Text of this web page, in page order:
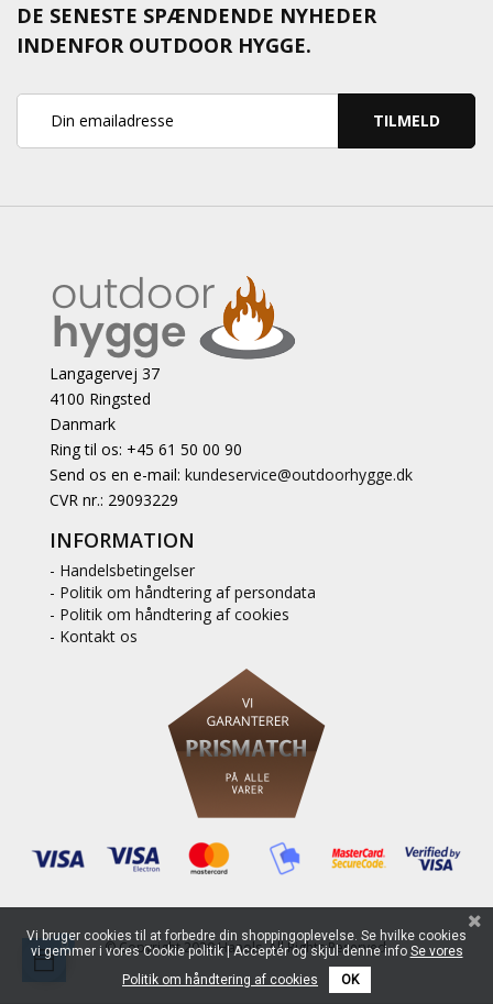
DE SENESTE SPÆNDENDE NYHEDER
INDENFOR OUTDOOR HYGGE.
TILMELD
Langagervej 37
4100 Ringsted
Danmark
Ring til os: +45 61 50 00 90
Send os en e-mail: kundeservice@outdoorhygge.dk
CVR nr.: 29093229
INFORMATION
- Handelsbetingelser
- Politik om håndtering af persondata
- Politik om håndtering af cookies
- Kontakt os
© Copyright 2020 Hanols. All Rights Reserved.
0
Vi bruger cookies til at forbedre din shoppingoplevelse. Se hvilke cookies
vi gemmer i vores Cookie politik | Acceptér og skjul denne info Se vores
Politik om håndtering af cookies
OK